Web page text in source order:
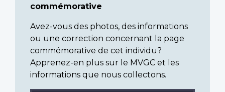
commémorative
Avez-vous des photos, des informations
ou une correction concernant la page
commémorative de cet individu?
Apprenez-en plus sur le MVGC et les
informations que nous collectons.